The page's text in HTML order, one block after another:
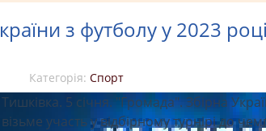
з футболу у 2023
Категорія: Спорт
Тишківка. 5 січня. "Громада". Збірна
візьме участь у відбірному турнірі до